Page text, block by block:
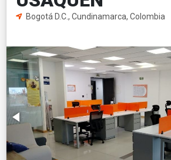
Bogotá D.C., Cundinamarca, Colombia